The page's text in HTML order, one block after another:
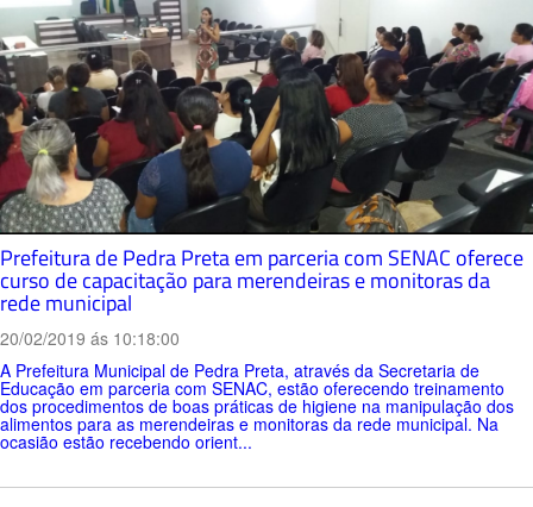
Prefeitura de Pedra Preta em parceria com SENAC oferece
curso de capacitação para merendeiras e monitoras da
rede municipal
20/02/2019 ás 10:18:00
A Prefeitura Municipal de Pedra Preta, através da Secretaria de
Educação em parceria com SENAC, estão oferecendo treinamento
dos procedimentos de boas práticas de higiene na manipulação dos
alimentos para as merendeiras e monitoras da rede municipal. Na
ocasião estão recebendo orient...